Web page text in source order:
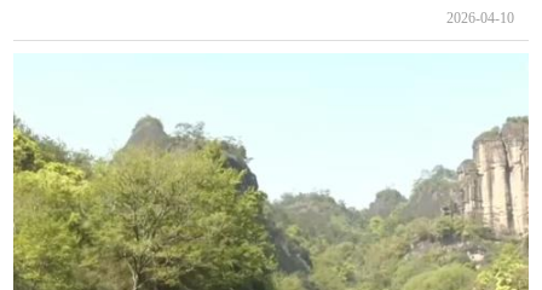
2026-04-10